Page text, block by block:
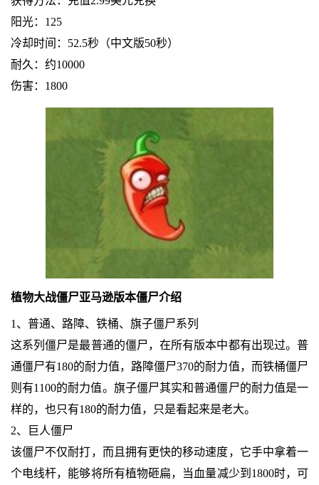
阳光：125
冷却时间：52.5秒（中文版50秒）
耐久：约10000
伤害：1800
植物大战僵尸亚马逊版本僵尸介绍
1、普通、路障、铁桶、旗子僵尸系列
这系列僵尸是最普通的僵尸，在所有版本中都有出现过。普
通僵尸有180的耐力值，路障僵尸370的耐力值，而铁桶僵尸
则有1100的耐力值。旗子僵尸其实和普通僵尸的耐力值是一
样的，也只有180的耐力值，只是看起来是老大。
2、巨人僵尸
该僵尸不仅耐打，而且拥有更快的移动速度，它手中拿着一
个电线杆，能够将所有植物砸扁，当血量减少到1800时，可